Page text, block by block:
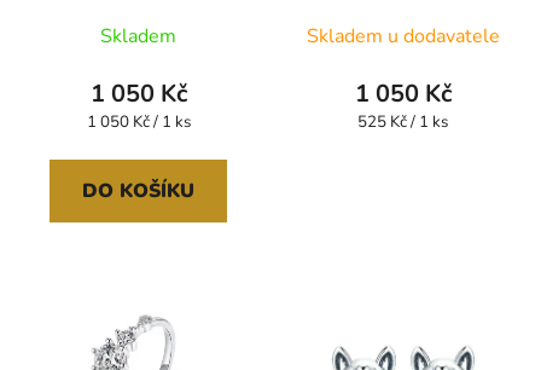
hodnocení
produktu
je
z
Skladem
1 050 Kč
Měrná
1 050 Kč / 1 ks
DO KOŠÍKU
Skladem u dodavatele
1 050 Kč
Měrná
525 Kč / 1 ks